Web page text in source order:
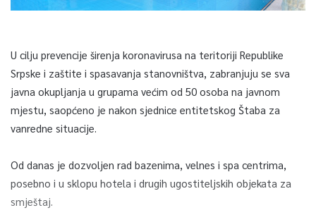
U cilju prevencije širenja koronavirusa na teritoriji Republike
Srpske i zaštite i spasavanja stanovništva, zabranjuju se sva
javna okupljanja u grupama većim od 50 osoba na javnom
mjestu, saopćeno je nakon sjednice entitetskog Štaba za
vanredne situacije.
Od danas je dozvoljen rad bazenima, velnes i spa centrima,
posebno i u sklopu hotela i drugih ugostiteljskih objekata za
smještaj.